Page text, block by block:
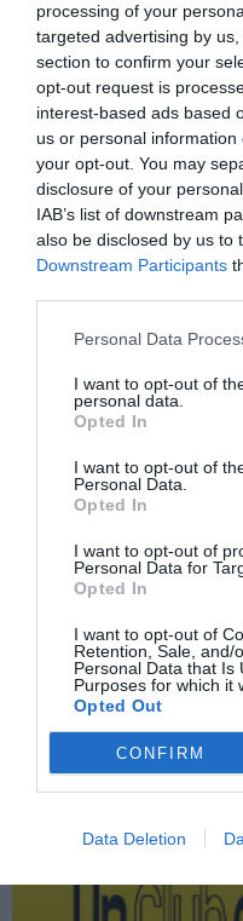
processing of your
targeted advertising by
section to confirm your
opt-out request is
interest-based ads based
us or personal
your opt-out. You may
disclosure of your
IAB’s list of downstream
also be disclosed by us to
Downstream Participants
Personal Data
I want to opt-out of
personal data.
Opted In
I want to opt-out of
Personal Data.
Opted In
I want to opt-out of
Personal Data for
Opted In
I want to opt-out of
Retention, Sale, and/
Personal Data that Is
Purposes for which it
Opted Out
CONFIRM
Data Deletion
Índex2P
Endeavor
ligas europeas; 22
La plataforma
todos los eventos
música en España, así
de patrocinio en el
contratos de las ligas
fútbol y baloncesto,
tipología de activos,
valor económico
quieres más
de forma gratuita
Mantente informado
Compartir
Publicidad